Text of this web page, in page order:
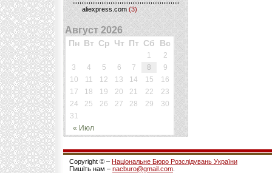
aliexpress.com (3)
Август 2026
Пн Вт Ср Чт Пт Сб Вс
« Июл
1
2
3
4 5 6 7 8
9
10
11 12 13 14 15
16
17
18 19 20 21 22
23
24
25 26 27 28 29
30
31
Copyright © – Національне Бюро Розслідувань України
Пишіть нам – nacburo@gmail.com